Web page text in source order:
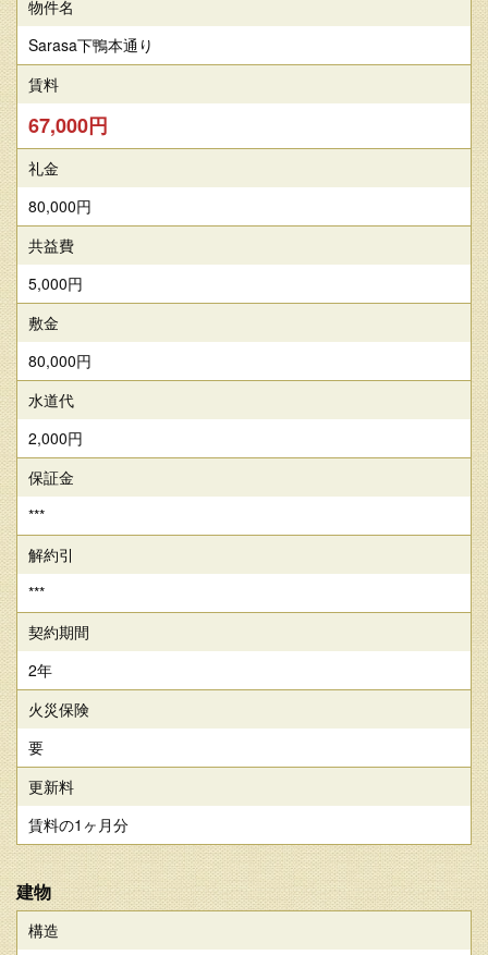
物件名
Sarasa下鴨本通り
賃料
67,000円
礼金
80,000円
共益費
5,000円
敷金
80,000円
水道代
2,000円
保証金
***
解約引
***
契約期間
2年
火災保険
要
更新料
賃料の1ヶ月分
建物
構造